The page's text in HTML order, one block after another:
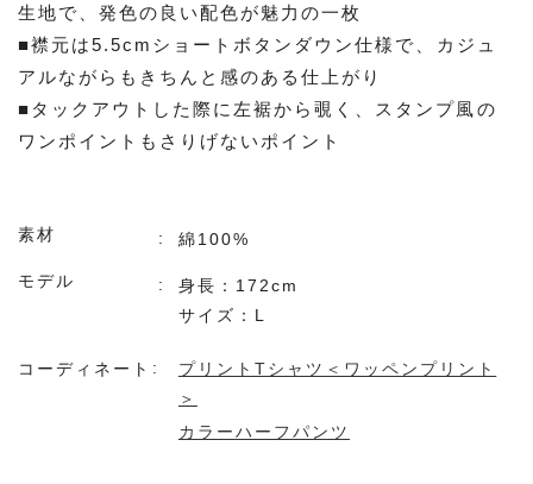
生地で、発色の良い配色が魅力の一枚
■襟元は5.5cmショートボタンダウン仕様で、カジュ
アルながらもきちんと感のある仕上がり
■タックアウトした際に左裾から覗く、スタンプ風の
ワンポイントもさりげないポイント
素材 綿100%
モデル
身長：172cm
サイズ：L
コーディネート
プリントTシャツ＜ワッペンプリント
＞
カラーハーフパンツ